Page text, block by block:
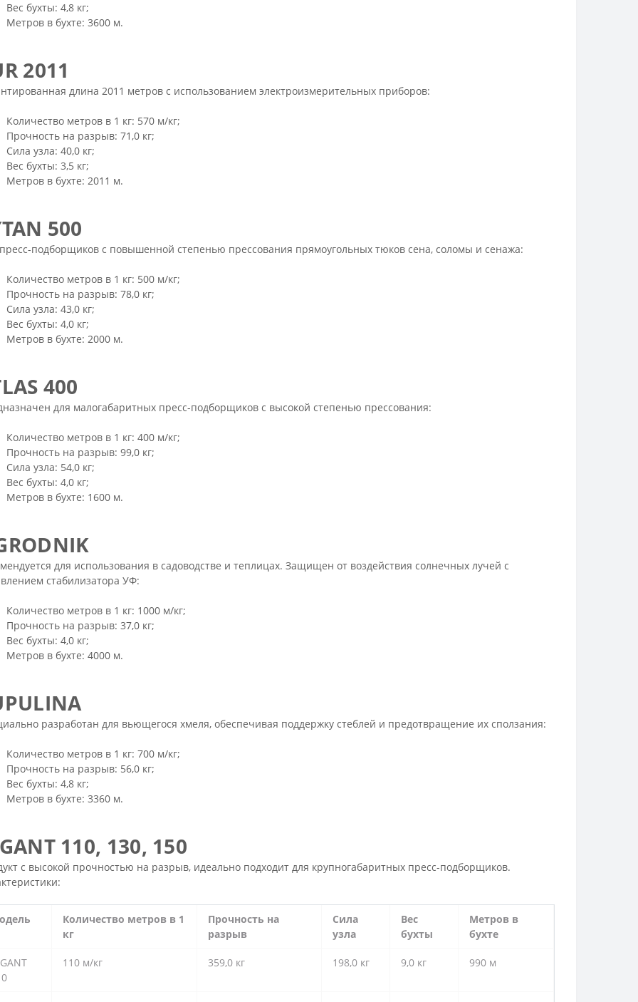
Вес бухты: 4,8 кг;
Метров в бухте: 3600 м.
2011
длина 2011 метров с использованием электроизмерительных приборов:
Количество метров в 1 кг: 570 м/кг;
Прочность на разрыв: 71,0 кг;
Сила узла: 40,0 кг;
Вес бухты: 3,5 кг;
Метров в бухте: 2011 м.
500
подборщиков с повышенной степенью прессования прямоугольных тюков сена, соломы и сенажа:
Количество метров в 1 кг: 500 м/кг;
Прочность на разрыв: 78,0 кг;
Сила узла: 43,0 кг;
Вес бухты: 4,0 кг;
Метров в бухте: 2000 м.
400
для малогабаритных пресс-подборщиков с высокой степенью прессования:
Количество метров в 1 кг: 400 м/кг;
Прочность на разрыв: 99,0 кг;
Сила узла: 54,0 кг;
Вес бухты: 4,0 кг;
Метров в бухте: 1600 м.
для использования в садоводстве и теплицах. Защищен от воздействия солнечных лучей с
стабилизатора УФ:
Количество метров в 1 кг: 1000 м/кг;
Прочность на разрыв: 37,0 кг;
Вес бухты: 4,0 кг;
Метров в бухте: 4000 м.
разработан для вьющегося хмеля, обеспечивая поддержку стеблей и предотвращение их сползания:
Количество метров в 1 кг: 700 м/кг;
Прочность на разрыв: 56,0 кг;
Вес бухты: 4,8 кг;
Метров в бухте: 3360 м.
110, 130, 150
с высокой прочностью на разрыв, идеально подходит для крупногабаритных пресс-подборщиков.
Количество метров в 1
кг
Прочность на
разрыв
Сила
узла
Вес
бухты
Метров в
бухте
110 м/кг 359,0 кг 198,0 кг 9,0 кг 990 м